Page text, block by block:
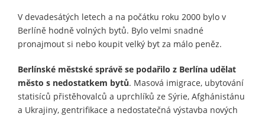
V devadesátých letech a na počátku roku 2000 bylo v
Berlíně hodně volných bytů. Bylo velmi snadné
pronajmout si nebo koupit velký byt za málo peněz.
Berlínské městské správě se podařilo z Berlína udělat
město s nedostatkem bytů. Masová imigrace, ubytování
statisíců přistěhovalců a uprchlíků ze Sýrie, Afghánistánu
a Ukrajiny, gentrifikace a nedostatečná výstavba nových